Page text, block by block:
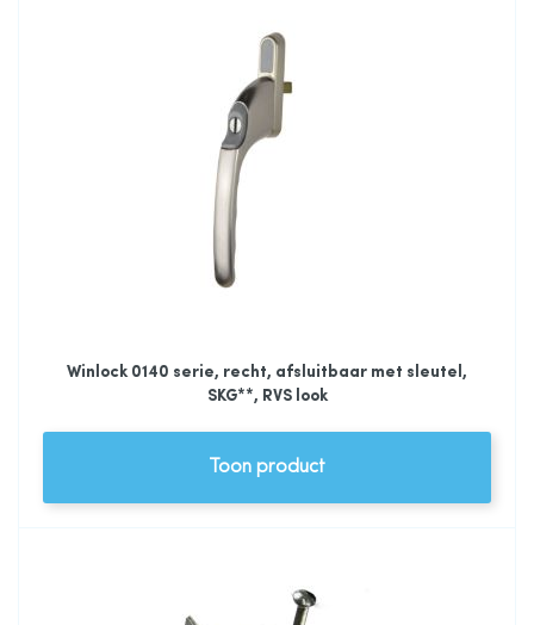
Winlock 0140 serie, recht, afsluitbaar met sleutel,
SKG**, RVS look
Toon product